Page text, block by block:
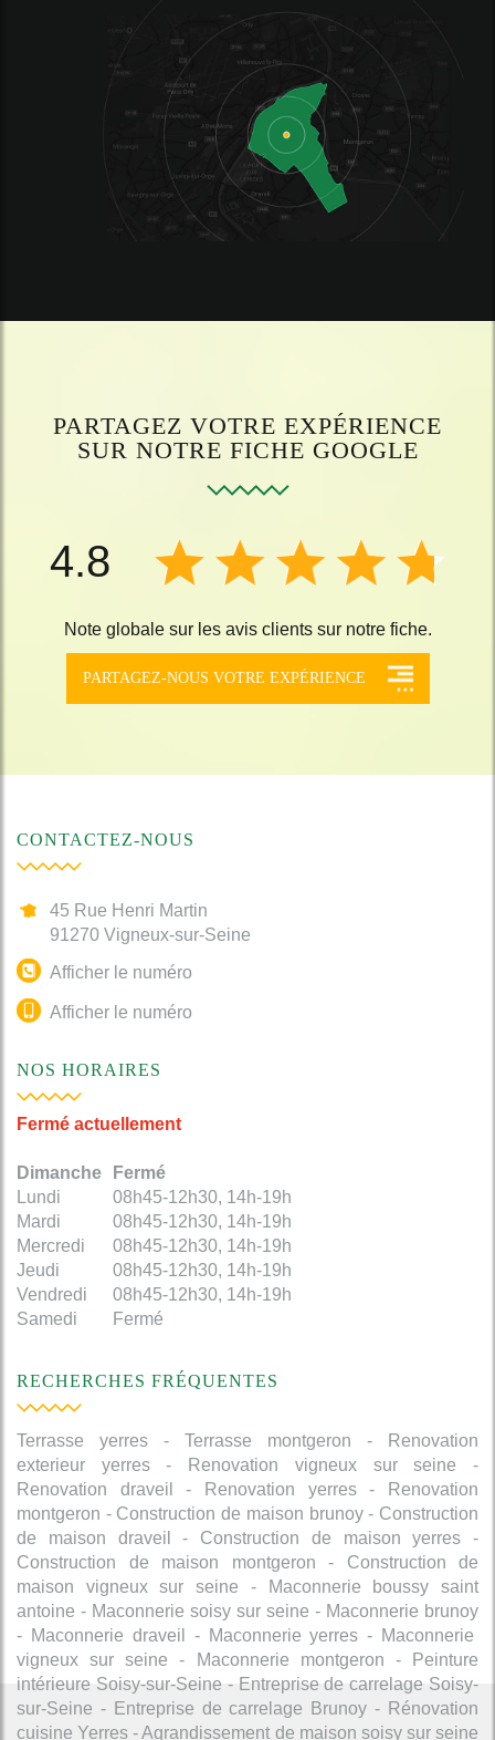
PARTAGEZ VOTRE EXPÉRIENCE
SUR NOTRE FICHE GOOGLE
4.8
Note globale sur les avis clients sur notre fiche.
PARTAGEZ-NOUS VOTRE EXPÉRIENCE
CONTACTEZ-NOUS
45 Rue Henri Martin
91270 Vigneux-sur-Seine
Afficher le numéro
Afficher le numéro
NOS HORAIRES
Fermé actuellement
Dimanche
Fermé
Lundi
08h45-12h30, 14h-19h
Mardi
08h45-12h30, 14h-19h
Mercredi
08h45-12h30, 14h-19h
Jeudi
08h45-12h30, 14h-19h
Vendredi
08h45-12h30, 14h-19h
Samedi
Fermé
RECHERCHES FRÉQUENTES
Terrasse yerres Terrasse montgeron
Renovation
exterieur yerres
Renovation vigneux sur seine
Renovation draveil
Renovation yerres
Renovation
montgeron
Construction de maison brunoy
Construction
de maison draveil
Construction de maison yerres
Construction de maison montgeron
Construction de
maison vigneux sur seine
Maconnerie boussy saint
antoine
Maconnerie soisy sur seine
Maconnerie brunoy
Maconnerie draveil
Maconnerie yerres
Maconnerie
vigneux sur seine
Maconnerie montgeron
Peinture
intérieure Soisy-sur-Seine
Entreprise de carrelage Soisy-
sur-Seine
Entreprise de carrelage Brunoy
Rénovation
cuisine Yerres
Agrandissement de maison soisy sur seine